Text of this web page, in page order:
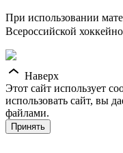
При использовании
Всероссийской
Наверх
Этот сайт использует
использовать сайт, вы
файлами.
Принять